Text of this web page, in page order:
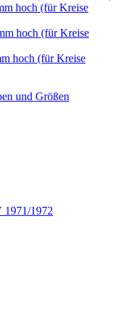
hoch (für Kreise
hoch (für Kreise
hoch (für Kreise
und Größen
1971/1972